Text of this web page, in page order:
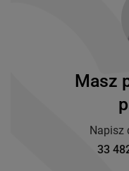
Masz
Napisz
33